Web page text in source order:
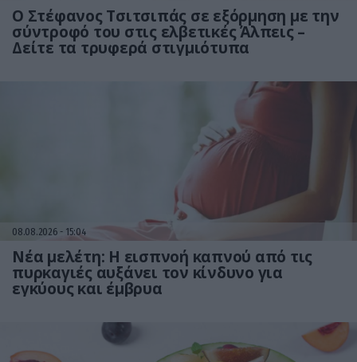
Ο Στέφανος Τσιτσιπάς σε εξόρμηση με την
σύντροφό του στις ελβετικές Άλπεις –
Δείτε τα τρυφερά στιγμιότυπα
08.08.2026 15:04
Νέα μελέτη: Η εισπνοή καπνού από τις
πυρκαγιές αυξάνει τον κίνδυνο για
εγκύους και έμβρυα